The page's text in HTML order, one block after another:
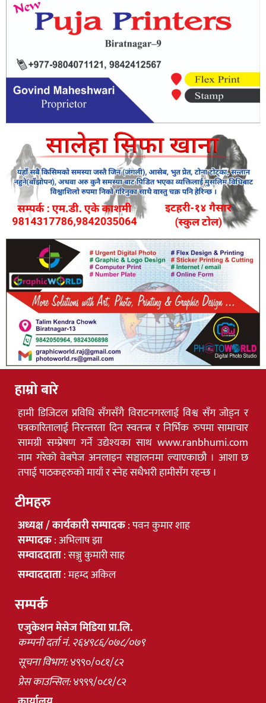
हाम्रो बारे
हामी डिजिटल प्रविधि सँगसँगै विराटनगरलाई विश्व सँग जोड्न र
पत्रकारितालाई निरन्तरता दिन स्वतन्त्र र निर्भिक रुपमा सामाचार
सामग्री सम्प्रेषण गर्ने उद्येश्यका साथ www.ranbhumi.com
नाम गरेको वेबपेज अनलाइन सञ्चालनमा ल्याएकाछौ । आशा छ
तपाई पाठकहरुको मायाँ र स्नेह सधैभरी हामीसँग रहन्छ ।
टीमहरु
अध्यक्ष / कार्यकारी सम्पादक: पवन कुमार शाह
सम्पादक: अभिलाष झा
सम्वाददाता: सञ्जु कुमारी साह
सम्वाददाता: महम्द अकिल
सम्पर्क
एजुकेशन मेसेज मिडिया प्रा.लि.
कम्पनी दर्ता नं. २६४९८६/०७८/०७९
सूचना विभाग:४९९०/०८१/८२
प्रेस काउन्सिल:४९९९/०८१/८२